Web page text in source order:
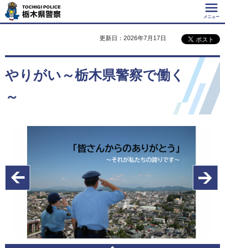
Tochigi Police 栃
木県警察
メニュー
更新日：2026年7月17日
やりがい～栃木県警察で働く
～